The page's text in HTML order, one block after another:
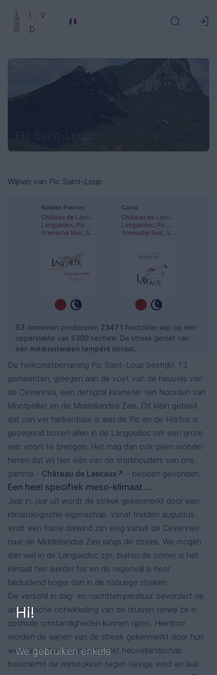
l . v .
p
Pic Saint-Loup
53 domeinen produceren 23471 hectoliter wijn op een
oppervlakte van 5300 hectare. De streek geniet van
een méditerranéen tempéré klimaat.
De herkomstbenaming Pic Saint-Loup bestrijkt 13
gemeenten, gelegen aan de voet van de heuvels van
de Cevennes, een dertigtal kilometer ten Noorden van
Montpellier en de Middellandse Zee. Dit klein gebied
dat van ver herkenbaar is aan de Pic en de Hortus is
gezegend boven allen in de Languedoc om een grote
wijn voort te brengen. Het mag dan ook geen wonder
heten dat wij hier één van de sterkhouders van ons
gamma - Château de Lascaux - hebben gevonden.
Een heel specifiek meso-klimaat ...
Jaar in, jaar uit wordt de streek gekenmerkt door een
klimatologische eigenschap. Vanaf midden augustus
vindt een frisse dalwind zijn weg vanuit de Cevennes
naar de Middellandse Zee langs de streek. We mogen
dan wel in de Languedoc zijn, buiten de zomer is het
klimaat hier eerder fris en de regenval is heer
beduidend hoger dan in de naburige streken.
De verschil in dag- en nachttemperatuur bevordert de
aromatische ontwikkeling van de druiven terwijl ze in
optimale omstandigheden kunnen rijpen. Hierdoor
worden de wijnen van de streek gekenmerkt door hun
weelde en hun evenwicht. Het heuvellandschap
beschermt de wijnstokken tegen hevige wind en laat
Wijnen van Pic Saint-Loup
Nobles Pierres
Château de Lascaux
Languedoc, Pic Saint-Loup
Grenache Noir, Syrah
Carra
Château de Lascaux
Languedoc, Pic Saint-Loup
Grenache Noir, Syrah
Hi!
We gebruiken enkele